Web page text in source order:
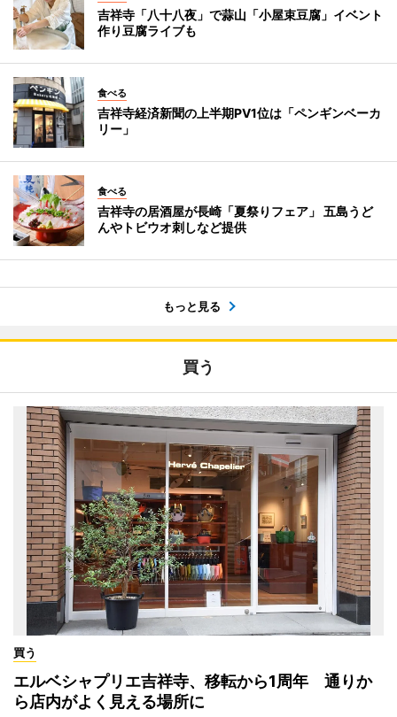
吉祥寺「八十八夜」で蒜山「小屋束豆腐」イベント
作り豆腐ライブも
食べる
吉祥寺経済新聞の上半期PV1位は「ペンギンベーカ
リー」
食べる
吉祥寺の居酒屋が長崎「夏祭りフェア」 五島うど
んやトビウオ刺しなど提供
もっと見る
買う
買う
エルベシャプリエ吉祥寺、移転から1周年 通りか
ら店内がよく見える場所に